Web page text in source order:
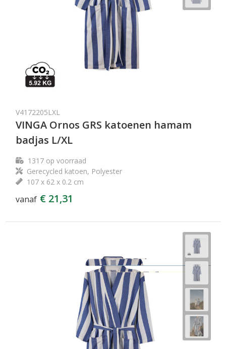
V4172205LXL
VINGA Ornos GRS katoenen hamam
badjas L/XL
1317op voorraad
Gerecycled katoen, Polyester
107 x 62 x 0.2 cm
vanaf € 21,31